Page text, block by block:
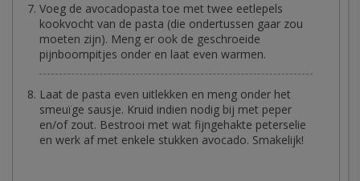
Voeg de avocadopasta toe met twee eetlepels
kookvocht van de pasta (die ondertussen gaar zou
moeten zijn). Meng er ook de geschroeide
pijnboompitjes onder en laat even warmen.
Laat de pasta even uitlekken en meng onder het
smeuïge sausje. Kruid indien nodig bij met peper
en/of zout. Bestrooi met wat fijngehakte peterselie
en werk af met enkele stukken avocado. Smakelijk!